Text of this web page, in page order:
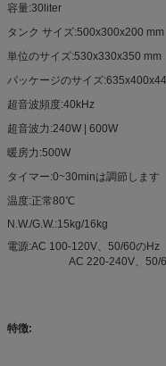
容量:30liter
タンク サイズ:500x300x200 mm
単位のサイズ:530x330x350 mm
パッケージのサイズ
超音波頻度:40kHz
超音波力:240W | 600W
暖房力:500W
タイマー:0~30minは調節します
温度:正常80℃
N.W./G.W.:15kg/16kg
電源:AC 100-120V、50/60のHz
AC 220-240V、50/60
特徴: